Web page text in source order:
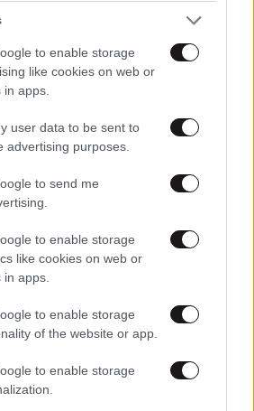
to enable storage
like cookies on web or
apps.
user data to be sent to
advertising purposes.
to send me
to enable storage
like cookies on web or
apps.
to enable storage
of the website or app.
to enable storage
των γυναικών – Τι
Καλαϊτζή
20 λεπτά και 3 ασκήσεις
το σώμα